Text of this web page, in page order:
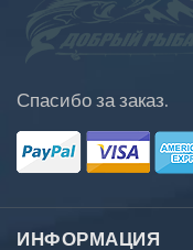
Спасибо за заказ.
ИНФОРМАЦИЯ